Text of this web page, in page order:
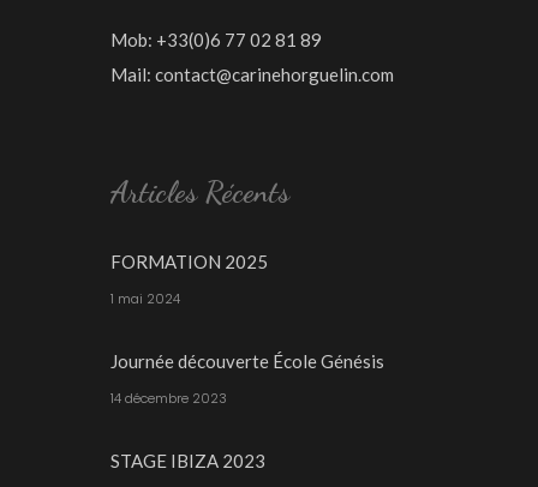
Mob: +33(0)6 77 02 81 89
Mail: contact@carinehorguelin.com
Articles Récents
FORMATION 2025
1 mai 2024
Journée découverte École Génésis
14 décembre 2023
STAGE IBIZA 2023